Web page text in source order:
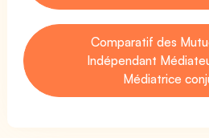
Comparatif des
Indépendant
Médiatrice